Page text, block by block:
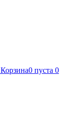
Корзина0 пуста 0